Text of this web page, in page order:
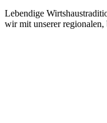
Lebendige
wir mit unserer regionalen,